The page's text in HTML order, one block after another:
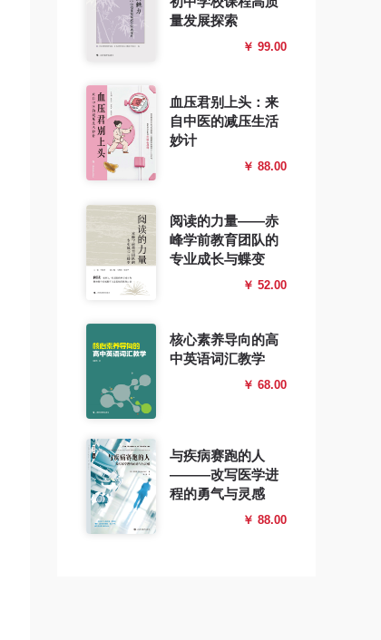
量发展探索
￥ 99.00
血压君别上头：来
自中医的减压生活
妙计
￥ 88.00
阅读的力量——赤
峰学前教育团队的
专业成长与蝶变
￥ 52.00
核心素养导向的高
中英语词汇教学
￥ 68.00
与疾病赛跑的人
———改写医学进
程的勇气与灵感
￥ 88.00